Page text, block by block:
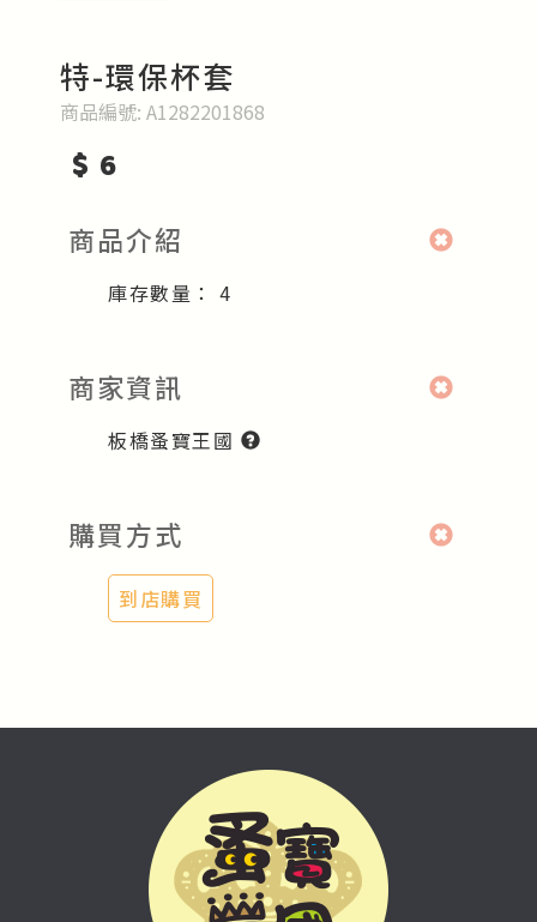
特-環保杯套
商品編號: A1282201868
$ 6
商品介紹
庫存數量： 4
商家資訊
板橋蚤寶王國
購買方式
到店購買